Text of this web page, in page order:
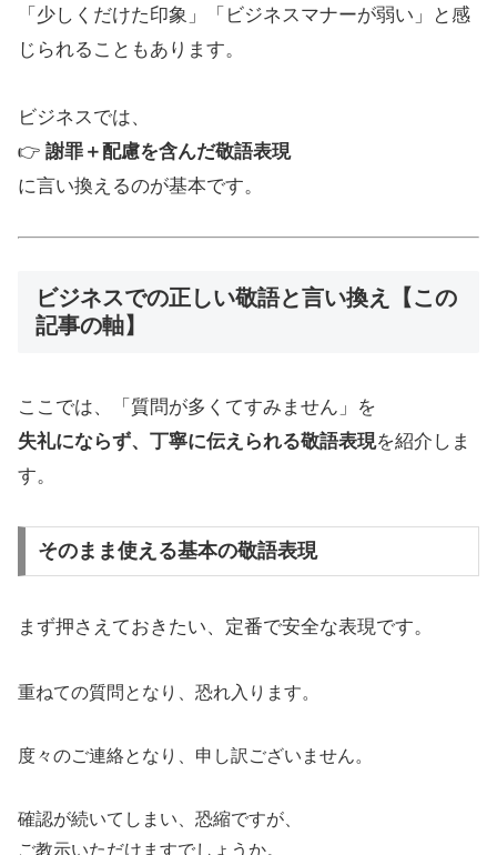
「少しくだけた印象」「ビジネスマナーが弱い」と感
じられることもあります。
ビジネスでは、
👉 謝罪＋配慮を含んだ敬語表現
に言い換えるのが基本です。
ビジネスでの正しい敬語と言い換え【この
記事の軸】
ここでは、「質問が多くてすみません」を
失礼にならず、丁寧に伝えられる敬語表現を紹介しま
す。
そのまま使える基本の敬語表現
まず押さえておきたい、定番で安全な表現です。
重ねての質問となり、恐れ入ります。
度々のご連絡となり、申し訳ございません。
確認が続いてしまい、恐縮ですが、
ご教示いただけますでしょうか。